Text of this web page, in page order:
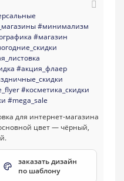
#минимализм
#магазин
#акция_флаер
#косметика_скидки
#mega_sale
заказать дизайн
по шаблону